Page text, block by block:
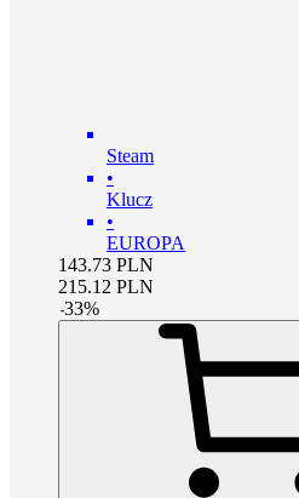
Steam
•
Klucz
•
EUROPA
143.73 PLN
215.12 PLN
-33%